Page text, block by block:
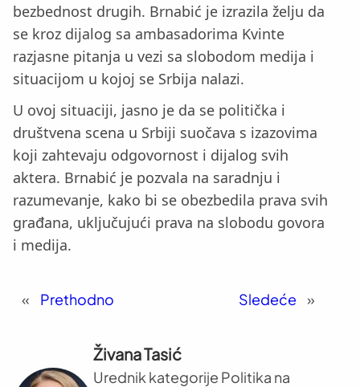
bezbednost drugih. Brnabić je izrazila želju da
se kroz dijalog sa ambasadorima Kvinte
razjasne pitanja u vezi sa slobodom medija i
situacijom u kojoj se Srbija nalazi.
U ovoj situaciji, jasno je da se politička i
društvena scena u Srbiji suočava s izazovima
koji zahtevaju odgovornost i dijalog svih
aktera. Brnabić je pozvala na saradnju i
razumevanje, kako bi se obezbedila prava svih
građana, uključujući prava na slobodu govora
i medija.
« Prethodno Sledeće »
Živana Tasić
Urednik kategorije Politika na